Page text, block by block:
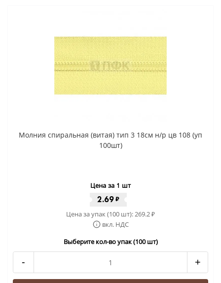
Молния спиральная (витая) тип 3 18см н/р цв 108 (уп
100шт)
Цена за 1 шт
2.69 ₽
Цена за упак (100 шт):269.2₽
вкл. НДС
Выберите кол-во упак (100 шт)
- +